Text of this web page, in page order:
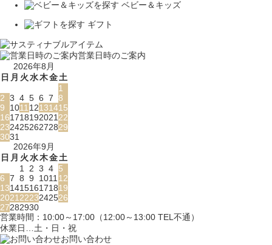
ベビー＆キッズ
ギフト
営業日時のご案内
2026年8月
日 月 火水木金土
1
2 3 4 5 6 7 8
9
101112131415
16171819202122
23242526272829
3031
2026年9月
日 月 火水木金土
1 2 3 4 5
6 7 8 9 101112
13141516171819
20212223242526
27282930
営業時間：10:00～17:00（12:00～13:00 TEL不通）
休業日…土・日・祝
お問い合わせ